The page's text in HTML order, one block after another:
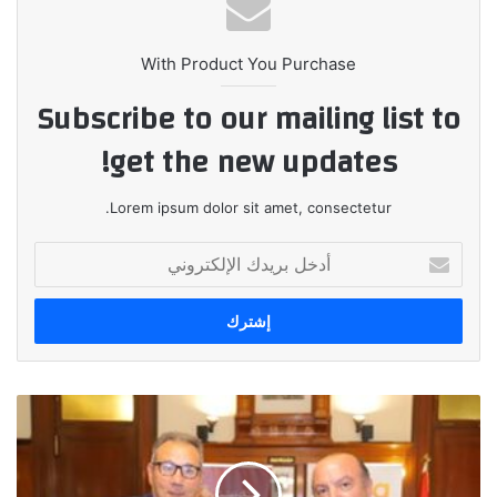
With Product You Purchase
Subscribe to our mailing list to
get the new updates!
Lorem ipsum dolor sit amet, consectetur.
بريدك
الإلكتروني
مصر